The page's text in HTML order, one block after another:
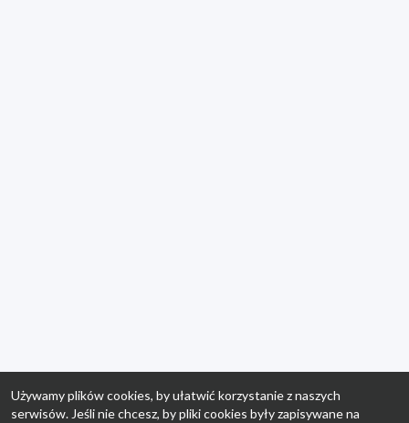
Używamy plików cookies, by ułatwić korzystanie z naszych
serwisów. Jeśli nie chcesz, by pliki cookies były zapisywane na